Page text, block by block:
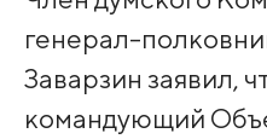
генерал-
Заварзин заявил,
командующий